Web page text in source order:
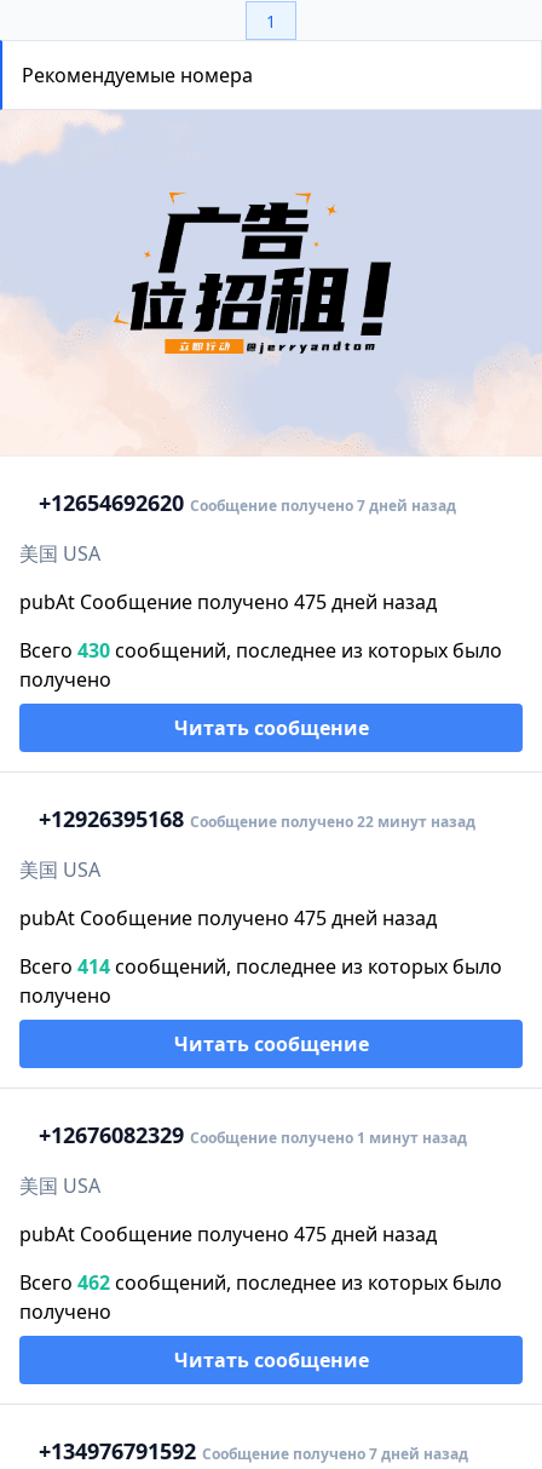
1
Рекомендуемые номера
+12654692620 Сообщение получено 7 дней назад
美国 USA
pubAt Сообщение получено 475 дней назад
Всего 430сообщений, последнее из которых было
получено
Читать сообщение
+12926395168 Сообщение получено 22 минут назад
美国 USA
pubAt Сообщение получено 475 дней назад
Всего 414сообщений, последнее из которых было
получено
Читать сообщение
+12676082329 Сообщение получено 1 минут назад
美国 USA
pubAt Сообщение получено 475 дней назад
Всего 462сообщений, последнее из которых было
получено
Читать сообщение
+134976791592 Сообщение получено 7 дней назад